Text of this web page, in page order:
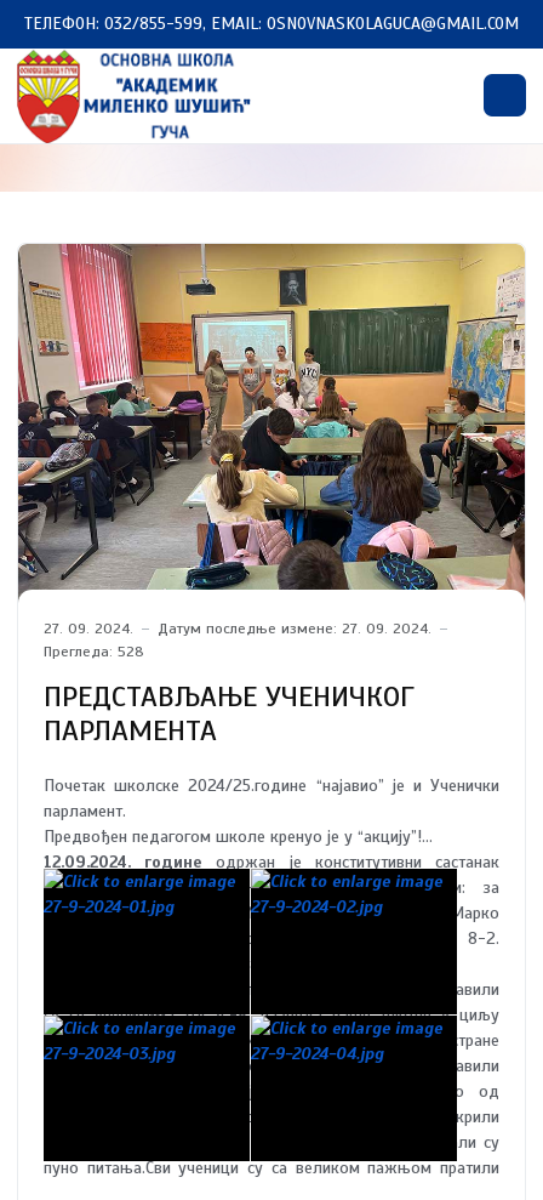
ТЕЛЕФОН: 032/855-599, EMAIL: OSNOVNASKOLAGUCA@GMAIL.COM
27. 09. 2024.
Датум последње измене: 27. 09. 2024.
Прегледа: 528
ПРЕДСТАВЉАЊЕ УЧЕНИЧКОГ
ПАРЛАМЕНТА
Почетак школске 2024/25.године “најавио” је и Ученички
парламент.
Предвођен педагогом школе кренуо је у “акцију”!
12.09.2024. године одржан је конститутивни састанак
Ученичког парламента. На састанку су изабрани: за
председника Андријана Илић 8-1, за заменика Марко
Јовановић 7-1, за записничара Андријана Панић 8-2.
Менаџер парламента је Наталија Томић 8-1.
представници Парламента представили
су се ученицима од 4.-8. разреда наше школе у циљу
оснаживања ученика као и подршке ученицима од стране
својих школских другова.Заједно смо представили
Парламент, “послове” којима се бавимо, а свако од
представника објаснио је своју улогу. Ученици нису крили
своје одушевљење нашим посетом. Знатижељни, имали су
пуно питања.Сви ученици су са великом пажњом пратили